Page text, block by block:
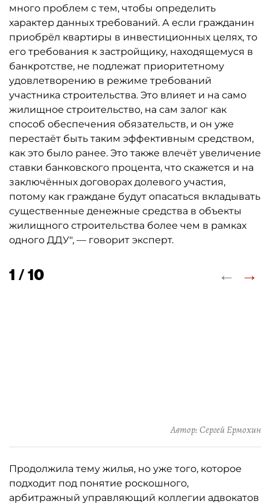
много проблем с тем, чтобы определить
характер данных требований. А если гражданин
приобрёл квартиры в инвестиционных целях, то
его требования к застройщику, находящемуся в
банкротстве, не подлежат приоритетному
удовлетворению в режиме требований
участника строительства. Это влияет и на само
жилищное строительство, на сам залог как
способ обеспечения обязательств, и он уже
перестаёт быть таким эффективным средством,
как это было ранее. Это также влечёт увеличение
ставки банковского процента, что скажется и на
заключённых договорах долевого участия,
потому как граждане будут опасаться вкладывать
существенные денежные средства в объекты
жилищного строительства более чем в рамках
одного ДДУ", — говорит эксперт.
1 / 10 ← →
Автор: Сергей Ермохин
Продолжила тему жилья, но уже того, которое
подходит под понятие роскошного,
арбитражный управляющий коллегии адвокатов